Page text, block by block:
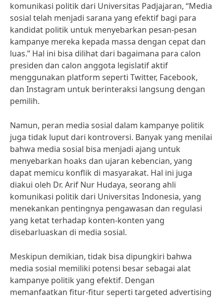
komunikasi politik dari Universitas Padjajaran, “Media
sosial telah menjadi sarana yang efektif bagi para
kandidat politik untuk menyebarkan pesan-pesan
kampanye mereka kepada massa dengan cepat dan
luas.” Hal ini bisa dilihat dari bagaimana para calon
presiden dan calon anggota legislatif aktif
menggunakan platform seperti Twitter, Facebook,
dan Instagram untuk berinteraksi langsung dengan
pemilih.
Namun, peran media sosial dalam kampanye politik
juga tidak luput dari kontroversi. Banyak yang menilai
bahwa media sosial bisa menjadi ajang untuk
menyebarkan hoaks dan ujaran kebencian, yang
dapat memicu konflik di masyarakat. Hal ini juga
diakui oleh Dr. Arif Nur Hudaya, seorang ahli
komunikasi politik dari Universitas Indonesia, yang
menekankan pentingnya pengawasan dan regulasi
yang ketat terhadap konten-konten yang
disebarluaskan di media sosial.
Meskipun demikian, tidak bisa dipungkiri bahwa
media sosial memiliki potensi besar sebagai alat
kampanye politik yang efektif. Dengan
memanfaatkan fitur-fitur seperti targeted advertising